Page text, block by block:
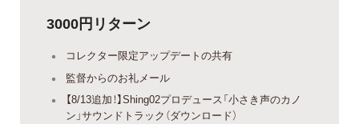
3000円リターン
コレクター限定アップデートの共有
監督からのお礼メール
【8/13追加！】Shing02プロデュース「小さき声のカノ
ン」サウンドトラック（ダウンロード）